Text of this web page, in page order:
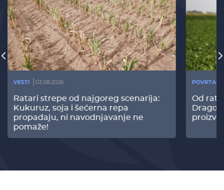
VESTI 03.08.2026
Ratari strepe od najgoreg scenarija:
Kukuruz, soja i šećerna repa
propadaju, ni navodnjavanje ne
pomaže!
Od